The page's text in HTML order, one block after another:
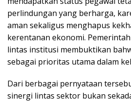
perlindungan yang berharga,
aman sekaligus menghapus
kerentanan ekonomi.
lintas institusi membuktikan
sebagai prioritas utama dalam
Dari berbagai pernyataan
sinergi lintas sektor bukan